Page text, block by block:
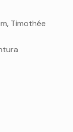
, Timothée
Joy